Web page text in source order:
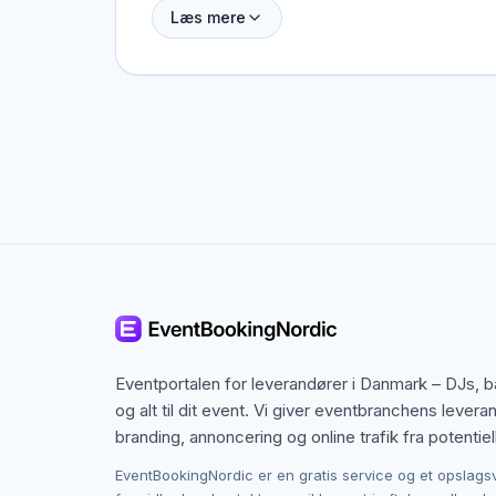
Randers dækker både centrum og omegn, og
speciel ramme i tankerne.
Læs mere
Eventportalen for leverandører i Danmark – DJs,
og alt til dit event. Vi giver eventbranchens
branding, annoncering og online trafik fra
EventBookingNordic er en gratis service og et